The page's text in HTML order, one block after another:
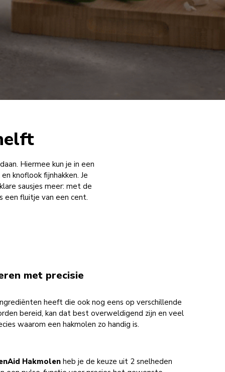
Hiermee kun je in een
knoflook fijnhakken. Je
sausjes meer: met de
een fluitje van een cent.
met precisie
heeft die ook nog eens op verschillende
bereid, kan dat best overweldigend zijn en veel
waarom een hakmolen zo handig is.
Hakmolen heb je de keuze uit 2 snelheden